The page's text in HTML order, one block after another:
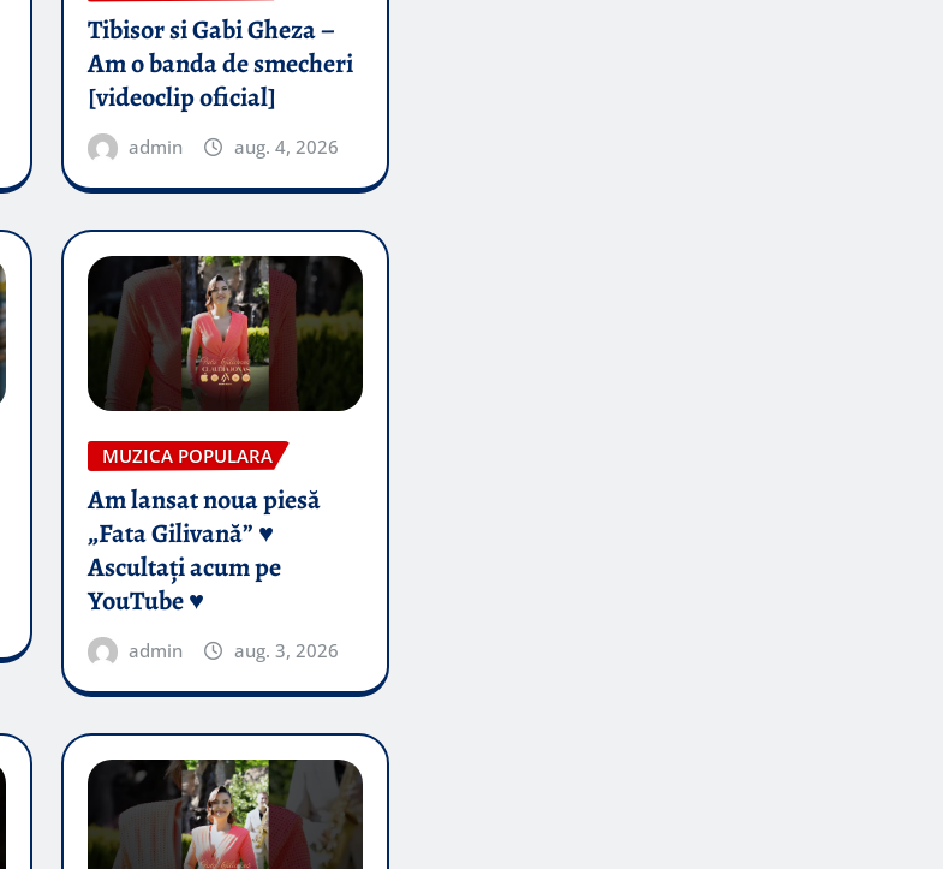
Tibisor si Gabi Gheza –
Am o banda de smecheri
[videoclip oficial]
admin aug. 4, 2026
MUZICA POPULARA
Am lansat noua piesă
„Fata Gilivană” ♥️
Ascultați acum pe
YouTube ♥️
admin aug. 3, 2026